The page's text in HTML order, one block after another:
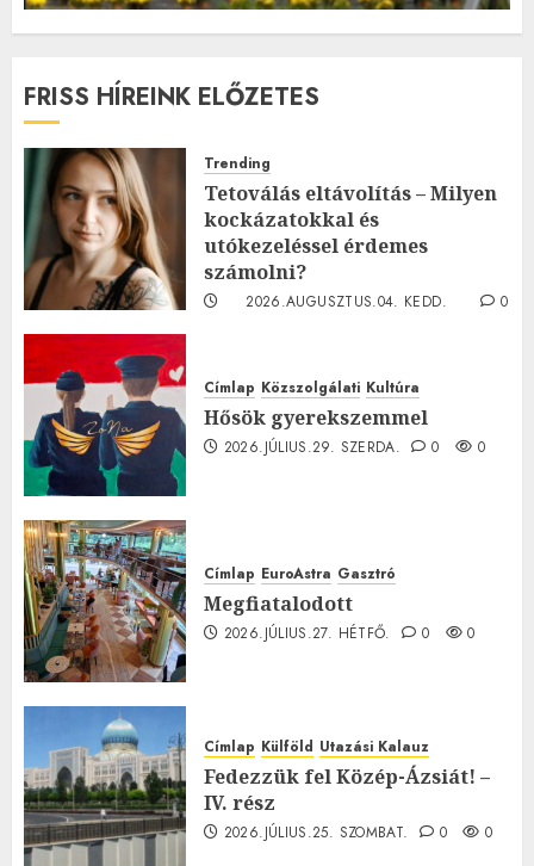
FRISS HÍREINK ELŐZETES
Trending
Tetoválás eltávolítás – Milyen
kockázatokkal és
utókezeléssel érdemes
számolni?
2026.AUGUSZTUS.04. KEDD.
0
Címlap Közszolgálati Kultúra
Hősök gyerekszemmel
2026.JÚLIUS.29. SZERDA. 0 0
Címlap EuroAstra Gasztró
Megfiatalodott
2026.JÚLIUS.27. HÉTFŐ. 0 0
Címlap Külföld Utazási Kalauz
Fedezzük fel Közép-Ázsiát! –
IV. rész
2026.JÚLIUS.25. SZOMBAT. 0 0